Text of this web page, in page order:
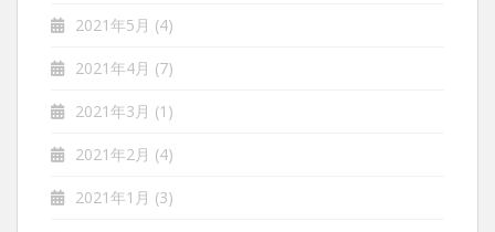
2021年5月 (4)
2021年4月 (7)
2021年3月 (1)
2021年2月 (4)
2021年1月 (3)